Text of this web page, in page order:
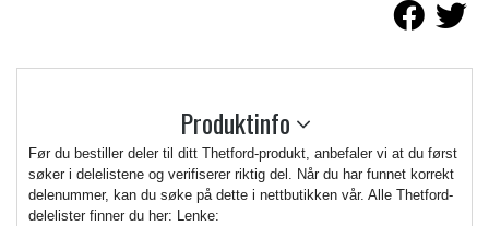
Produktinfo
Før du bestiller deler til ditt Thetford-produkt, anbefaler vi at du først
søker i delelistene og verifiserer riktig del. Når du har funnet korrekt
delenummer, kan du søke på dette i nettbutikken vår. Alle Thetford-
delelister finner du her: Lenke: